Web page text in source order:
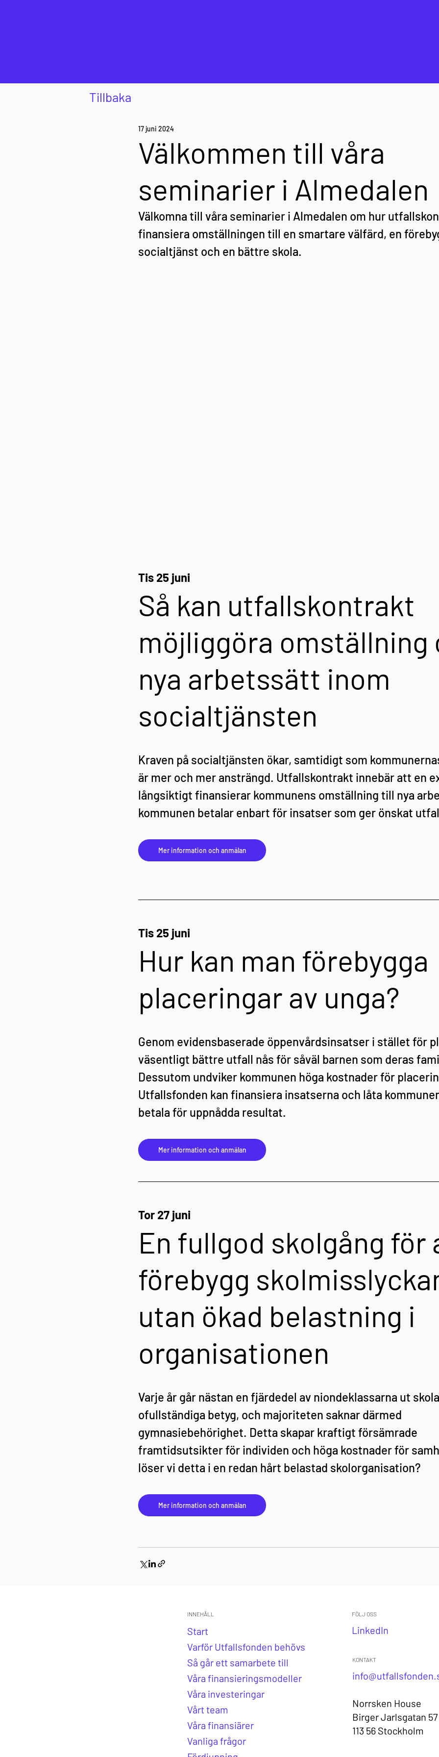
Tillbaka
Välkommen till våra
seminarier i Almedalen
17 juni 2024
Välkomna till våra seminarier i Almedalen om hur
finansiera omställningen till en smartare välfärd, en
socialtjänst och en bättre skola.
Tis 25 juni
Så kan utfallskontrakt
möjliggöra
nya arbetssätt inom
socialtjänsten
Kraven på socialtjänsten ökar, samtidigt som
är mer och mer ansträngd. Utfallskontrakt innebär att en
långsiktigt finansierar kommunens omställning till nya
kommunen betalar enbart för insatser som ger önskat
Mer information och anmälan
Tis 25 juni
Hur kan man förebygga
placeringar av unga?
Genom evidensbaserade öppenvårdsinsatser i stället för
väsentligt bättre utfall nås för såväl barnen som deras
Dessutom undviker kommunen höga kostnader för
Utfallsfonden kan finansiera insatserna och låta
betala för uppnådda resultat.
Mer information och anmälan
Tor 27 juni
En fullgod skolgång för
förebygg
utan ökad belastning i
organisationen
Varje år går nästan en fjärdedel av niondeklassarna ut
ofullständiga betyg, och majoriteten saknar därmed
gymnasiebehörighet. Detta skapar kraftigt försämrade
framtidsutsikter för individen och höga kostnader för
löser vi detta i en redan hårt belastad skolorganisation?
Mer information och anmälan
INNEHÅLL
Start
Varför Utfallsfonden behövs
Så går ett samarbete till
Våra finansieringsmodeller
Våra investeringar
Vårt team
Våra finansiärer
Vanliga frågor
FÖLJ OSS
LinkedIn
KONTAKT
Norrsken House
Birger Jarlsgatan 57
113 56 Stockholm